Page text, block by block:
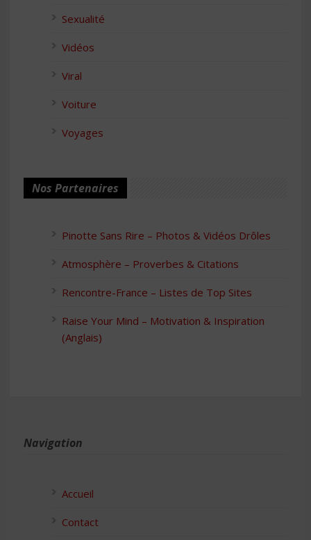
Sexualité
Vidéos
Viral
Voiture
Voyages
Nos Partenaires
Pinotte Sans Rire – Photos & Vidéos Drôles
Atmosphère – Proverbes & Citations
Rencontre-France – Listes de Top Sites
Raise Your Mind – Motivation & Inspiration
(Anglais)
Navigation
Accueil
Contact